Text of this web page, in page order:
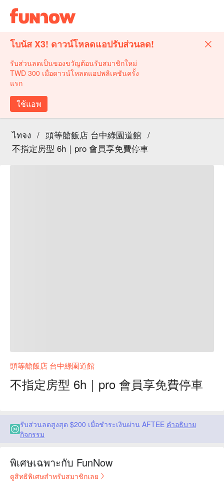
โบนัส X3! ดาวน์โหลดแอปรับส่วนลด!
รับส่วนลดเป็นของขวัญต้อนรับสมาชิกใหม่
TWD 300 เมื่อดาวน์โหลดแอปพลิเคชันครั้ง
แรก
ใช้แอพ
ไทจง / 頭等艙飯店 台中綠園道館 /
不指定房型 6h｜pro 會員享免費停車
頭等艙飯店 台中綠園道館
不指定房型 6h｜pro 會員享免費停車
รับส่วนลดสูงสุด $200 เมื่อชำระเงินผ่าน AFTEE คำอธิบาย
กิจกรรม
พิเศษเฉพาะกับ FunNow
ดูสิทธิพิเศษสำหรับสมาชิกเลย